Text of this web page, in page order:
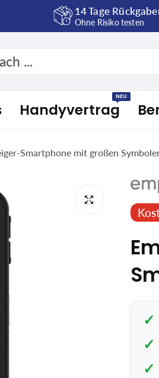
14 Tage
Ohne Risiko testen
Handyvertrag
NEU
Smartphone mit großen